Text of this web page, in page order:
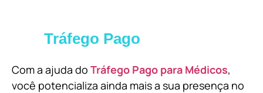
Tráfego Pago
Com a ajuda do Tráfego Pago para Médicos,
você potencializa ainda mais a sua presença no